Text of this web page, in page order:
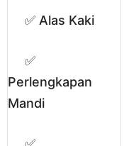
✅ Alas Kaki
✅
Perlengkapan
Mandi